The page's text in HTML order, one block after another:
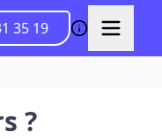
35 19
?